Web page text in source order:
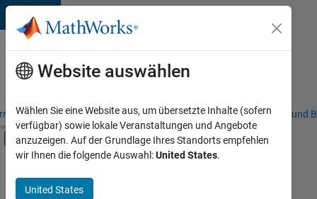
Weiter zum Inhalt
Karriere
bei
MathWorks
– Übersicht Stellensuche Niederlassungen Studierende und
Umschaltung für Off-Canvas-
Hauptinhalt
Information Technology
Website auswählen
Wählen Sie eine Website aus, um übersetzte Inhalte (sofern
verfügbar) sowie lokale Veranstaltungen und Angebote
anzuzeigen. Auf der Grundlage Ihres Standorts empfehlen
wir Ihnen die folgende Auswahl:United States.
United States